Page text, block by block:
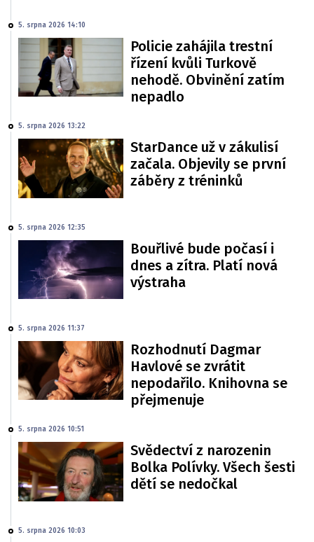
5. srpna 2026 14:10
Policie zahájila trestní
řízení kvůli Turkově
nehodě. Obvinění zatím
nepadlo
5. srpna 2026 13:22
StarDance už v zákulisí
začala. Objevily se první
záběry z tréninků
5. srpna 2026 12:35
Bouřlivé bude počasí i
dnes a zítra. Platí nová
výstraha
5. srpna 2026 11:37
Rozhodnutí Dagmar
Havlové se zvrátit
nepodařilo. Knihovna se
přejmenuje
5. srpna 2026 10:51
Svědectví z narozenin
Bolka Polívky. Všech šesti
dětí se nedočkal
5. srpna 2026 10:03